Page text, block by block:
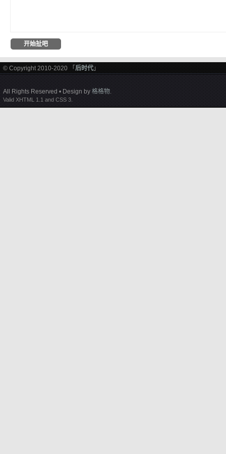
© Copyright 2010-2020 「 后时代 」
All Rights Reserved • Design by 格格物.
Valid XHTML 1.1 and CSS 3.